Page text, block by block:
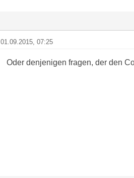
01.09.2015, 07:25
Oder denjenigen fragen, der den